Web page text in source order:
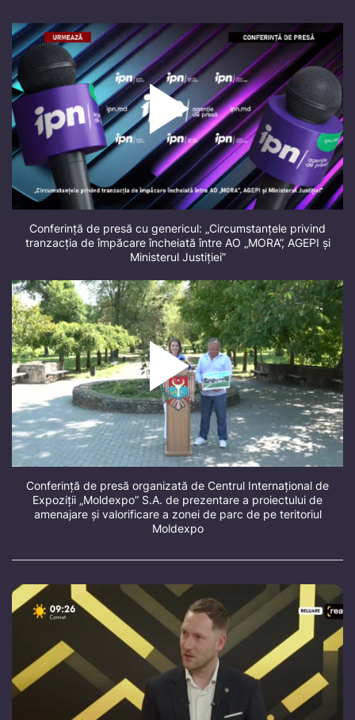
Conferință de presă cu genericul: „Circumstanțele privind
tranzacția de împăcare încheiată între AO „MORA”, AGEPI și
Ministerul Justiției”
Conferință de presă organizată de Centrul Internațional de
Expoziții „Moldexpo” S.A. de prezentare a proiectului de
amenajare și valorificare a zonei de parc de pe teritoriul
Moldexpo